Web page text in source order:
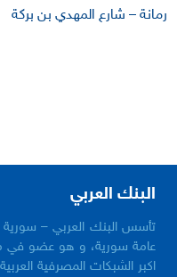
رمانة – شارع المهدي بن بركة
البنك العربي
عامة سورية، و هو عضو في
اكبر الشبكات المصرفية